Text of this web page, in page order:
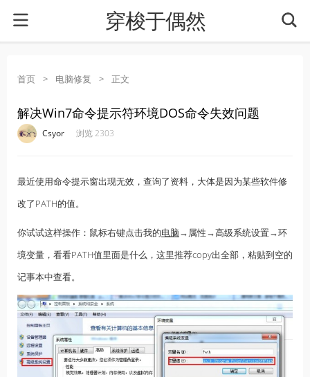
穿梭于偶然
首页 > 电脑修复 > 正文
解决Win7命令提示符环境DOS命令失效问题
Csyor 浏览 2303
最近使用命令提示窗出现无效，查询了资料，大体是因为某些软件修
改了PATH的值。
你试试这样操作：鼠标右键点击我的电脑→属性→高级系统设置→环
境变量，看看PATH值里面是什么，这里推荐copy出全部，粘贴到空的
记事本中查看。